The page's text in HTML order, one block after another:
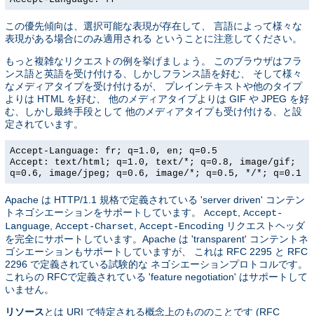
この優先傾向は、選択可能な表現が存在して、 言語によって様々な
表現がある場合にのみ適用される ということに注意してください。
もっと複雑なリクエストの例を挙げましょう。 このブラウザはフラ
ンス語と英語を受け付ける、しかしフランス語を好む、 そして様々
なメディアタイプを受け付けるが、 プレインテキストや他のタイプ
よりは HTML を好む、 他のメディアタイプよりは GIF や JPEG を好
む、しかし最終手段として 他のメディアタイプも受け付ける、と設
定されています。
Accept-Language: fr; q=1.0, en; q=0.5
Accept: text/html; q=1.0, text/*; q=0.8, image/gif;
q=0.6, image/jpeg; q=0.6, image/*; q=0.5, */*; q=0.1
Apache は HTTP/1.1 規格で定義されている 'server driven' コンテン
トネゴシエーションをサポートしています。 Accept Accept-
Language Accept-Charset Accept-Encoding リクエストヘッダ
を完全にサポートしています。Apache は 'transparent' コンテントネ
ゴシエーションもサポートしていますが、 これは RFC 2295 と RFC
2296 で定義されている試験的な ネゴシエーションプロトコルです。
これらの RFCで定義されている 'feature negotiation' はサポートして
いません。
リソースとは URI で特定される概念上のもののことです (RFC